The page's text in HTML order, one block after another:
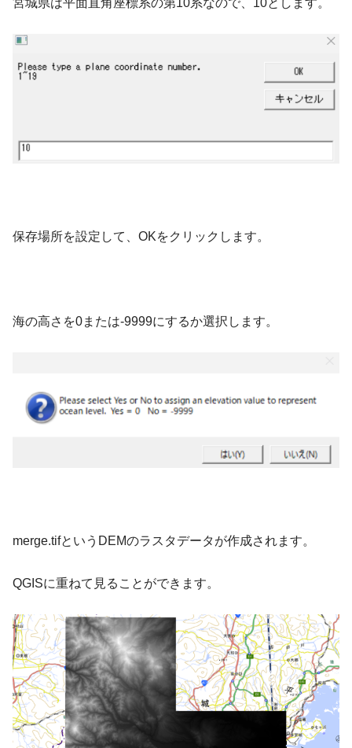
保存場所を設定して、OKをクリックします。
海の高さを0または-9999にするか選択します。
merge.tifというDEMのラスタデータが作成されます。
QGISに重ねて見ることができます。